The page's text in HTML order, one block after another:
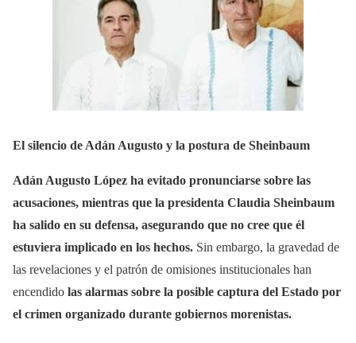
El silencio de Adán Augusto y la postura de Sheinbaum
Adán Augusto López ha evitado pronunciarse sobre las
acusaciones, mientras que la presidenta Claudia Sheinbaum
ha salido en su defensa, asegurando que no cree que él
estuviera implicado en los hechos. Sin embargo, la gravedad de
las revelaciones y el patrón de omisiones institucionales han
encendido las alarmas sobre la posible captura del Estado por
el crimen organizado durante gobiernos morenistas.